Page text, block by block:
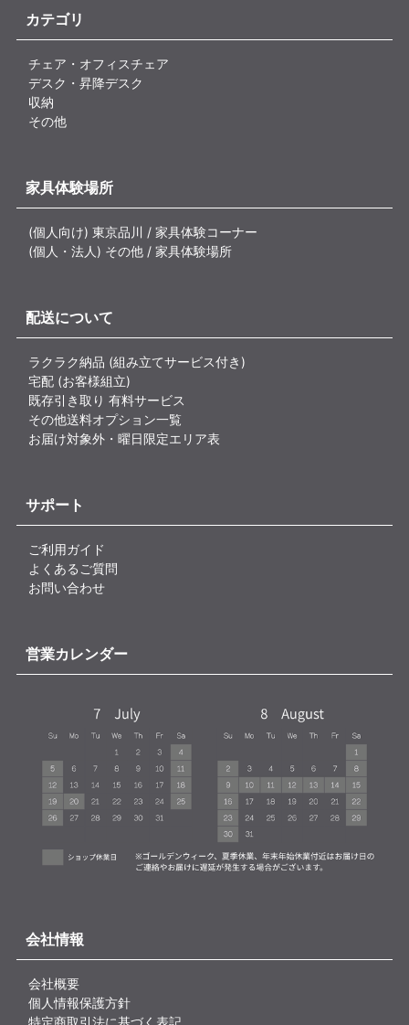
カテゴリ
チェア・オフィスチェア
デスク・昇降デスク
収納
その他
家具体験場所
(個人向け) 東京品川 / 家具体験コーナー
(個人・法人) その他 / 家具体験場所
配送について
ラクラク納品 (組み立てサービス付き)
宅配 (お客様組立)
既存引き取り 有料サービス
その他送料オプション一覧
お届け対象外・曜日限定エリア表
サポート
ご利用ガイド
よくあるご質問
お問い合わせ
営業カレンダー
会社情報
会社概要
個人情報保護方針